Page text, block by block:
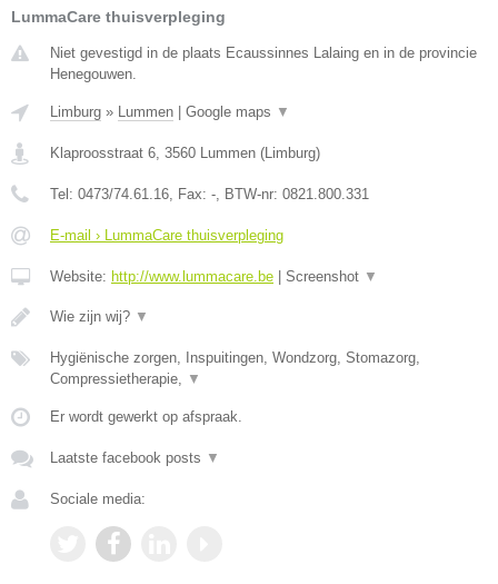
LummaCare thuisverpleging
Niet gevestigd in de plaats Ecaussinnes Lalaing en in de provincie
Henegouwen.
Limburg » Lummen Google maps ▼
Klaproosstraat 6, 3560 Lummen (Limburg)
Tel: 0473/74.61.16, Fax: -, BTW-nr: 0821.800.331
E-mail › LummaCare thuisverpleging
Website: http://www.lummacare.be Screenshot ▼
Wie zijn wij? ▼
Hygiënische zorgen, Inspuitingen, Wondzorg, Stomazorg,
Compressietherapie, ▼
Er wordt gewerkt op afspraak.
Laatste facebook posts ▼
Sociale media: